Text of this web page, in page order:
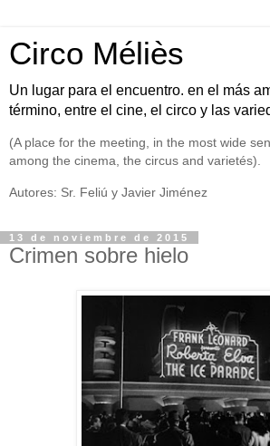
Circo Méliès
Un lugar para el encuentro. en el más
término, entre el cine, el circo y las
(A place for the meeting, in the most wide
among the cinema, the circus and varietés).
Autores: Sr. Feliú y Javier Jiménez
13 de noviembre de 2015
Crimen sobre hielo